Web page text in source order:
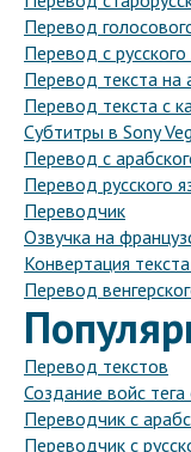
Перевод
Перевод с русского
Перевод текста на
Перевод текста с
Субтитры в Sony
Перевод с
Перевод русского
Переводчик
Озвучка на
Конвертация
Перевод
Перевод текстов
Создание войс
Переводчик с
Переводчик с